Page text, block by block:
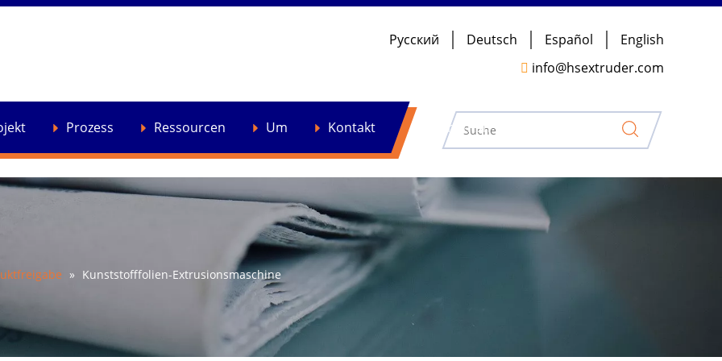
Pусский Deutsch Español English
 info@hsextruder.com
Prozess Ressourcen Um Kontakt Nachrichten
» Kunststofffolien-Extrusionsmaschine